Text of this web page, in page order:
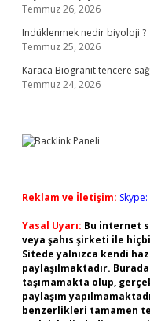
Temmuz 26, 2026
Indüklenmek nedir biyoloji ?
Temmuz 25, 2026
Karaca Biogranit tencere
Temmuz 24, 2026
Reklam ve İletişim:
Yasal Uyarı: Bu internet
veya şahıs şirketi ile
Sitede yalnızca kendi
paylaşılmaktadır.
taşımamakta olup,
paylaşım
benzerlikleri tamamen